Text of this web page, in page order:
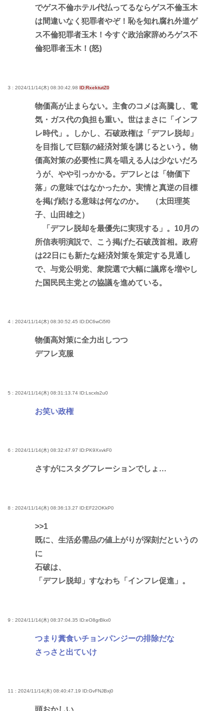
でゲス不倫ホテル代払ってるならゲス不倫玉木
は間違いなく犯罪者やぞ！恥を知れ腐れ外道ゲ
ス不倫犯罪者玉木！今すぐ政治家辞めろゲス不
倫犯罪者玉木！(怒)
3 : 2024/11/14(木) 08:30:42.98 ID:RxektutZ0
物価高が止まらない。主食のコメは高騰し、電
気・ガス代の負担も重い。世はまさに「インフ
レ時代」。しかし、石破政権は「デフレ脱却」
を目指して巨額の経済対策を講じるという。物
価高対策の必要性に異を唱える人は少ないだろ
うが、やや引っかかる。デフレとは「物価下
落」の意味ではなかったか。実情と真逆の目標
を掲げ続ける意味は何なのか。 （太田理英
子、山田雄之）
「デフレ脱却を最優先に実現する」。10月の
所信表明演説で、こう掲げた石破茂首相。政府
は22日にも新たな経済対策を策定する見通し
で、与党公明党、衆院選で大幅に議席を増やし
た国民民主党との協議を進めている。
4 : 2024/11/14(木) 08:30:52.45 ID:DC6wCi5f0
物価高対策に全力出しつつ
デフレ克服
5 : 2024/11/14(木) 08:31:13.74 ID:Lscxls2u0
お笑い政権
6 : 2024/11/14(木) 08:32:47.97 ID:PK9XxvkF0
さすがにスタグフレーションでしょ…
8 : 2024/11/14(木) 08:36:13.27 ID:EF22OKkP0
>>1
既に、生活必需品の値上がりが深刻だというの
に
石破は、
「デフレ脱却」すなわち「インフレ促進」。
9 : 2024/11/14(木) 08:37:04.35 ID:eO8grBkx0
つまり糞食いチョンパンジーの排除だな
さっさと出ていけ
11 : 2024/11/14(木) 08:40:47.19 ID:GvFNJBxj0